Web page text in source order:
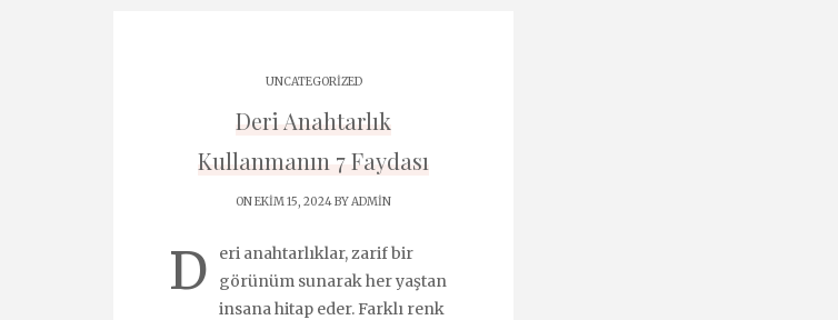
UNCATEGORIZED
Deri Anahtarlık
Kullanmanın 7 Faydası
ON EKIM 15, 2024 BYADMIN
D
eri anahtarlıklar, zarif bir
görünüm sunarak her yaştan
insana hitap eder. Farklı renk